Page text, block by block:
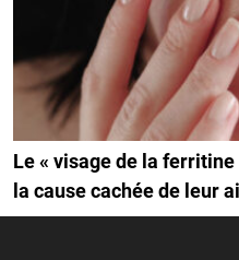
Le « visage de la
la cause cachée de leur